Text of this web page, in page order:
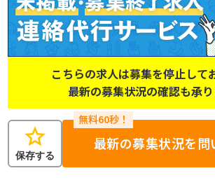
こちらの求人は募集を停止して
最新の募集状況の確認も承り
star
保存する
最新の募集状況を問